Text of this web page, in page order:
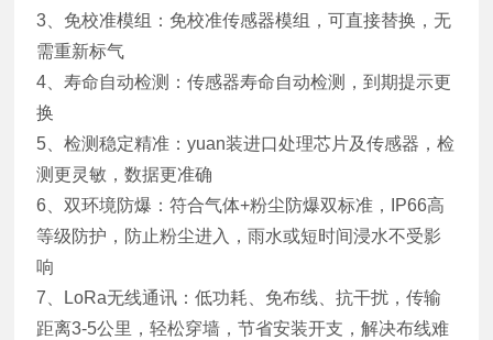
3、免校准模组：免校准传感器模组，可直接替换，无
需重新标气
4、寿命自动检测：传感器寿命自动检测，到期提示更
换
5、检测稳定精准：yuan装进口处理芯片及传感器，检
测更灵敏，数据更准确
6、双环境防爆：符合气体+粉尘防爆双标准，IP66高
等级防护，防止粉尘进入，雨水或短时间浸水不受影
响
7、LoRa无线通讯：低功耗、免布线、抗干扰，传输
距离3-5公里，轻松穿墙，节省安装开支，解决布线难